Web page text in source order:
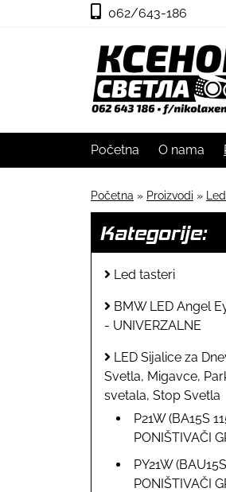
062/643-186
Početna O nama
Početna » Proizvodi »
Kategorije:
Led tasteri
BMW LED Angel
- UNIVERZALNE
LED Sijalice za
Svetla, Migavce,
svetala, Stop Svetla
P21W (BA15S
PONIŠTIVAČI
PY21W
PONIŠTIVAČI